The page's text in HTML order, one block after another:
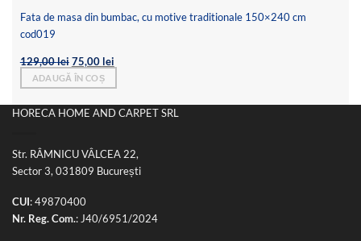
Fata de masa din bumbac, cu motive traditionale 150×240 cm
cod019
129,00lei Prețul
inițial
a
fost:
129,00 lei.
75,00 leiPrețul
curent
75,00 lei.
ADAUGĂ ÎN COȘ
HORECA HOME AND CARPET SRL
Str. RÂMNICU VÂLCEA 22,
Sector 3, 031809 București
CUI: 49870400
Nr. Reg. Com.: J40/6951/2024